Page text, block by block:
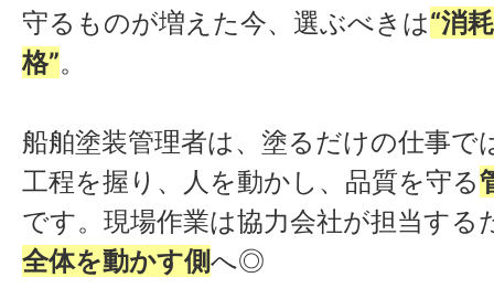
守るものが増えた今、選ぶべきは“消
格”。
船舶塗装管理者は、塗るだけの仕事で
工程を握り、人を動かし、品質を守る
です。現場作業は協力会社が担当する
全体を動かす側へ◎